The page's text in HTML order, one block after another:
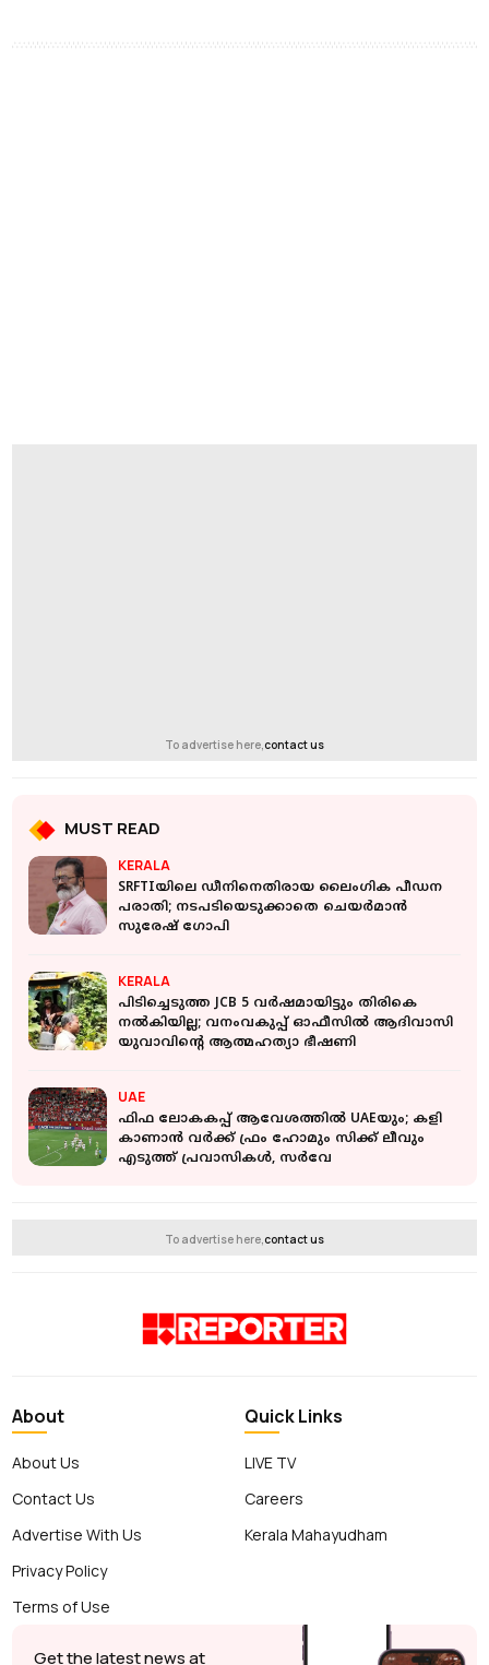
To advertise here,contact us
MUST READ
KERALA
SRFTIയിലെ ഡീനിനെതിരായ ലൈംഗിക പീഡന
പരാതി; നടപടിയെടുക്കാതെ ചെയര്‍മാന്‍
സുരേഷ് ഗോപി
KERALA
പിടിച്ചെടുത്ത JCB 5 വർഷമായിട്ടും തിരികെ
നൽകിയില്ല; വനംവകുപ്പ് ഓഫീസില്‍ ആദിവാസി
യുവാവിന്റെ ആത്മഹത്യാ ഭീഷണി
UAE
ഫിഫ ലോകകപ്പ് ആവേശത്തിൽ UAEയും; കളി
കാണാൻ വർക്ക് ഫ്രം ഹോമും സിക്ക് ലീവും
എടുത്ത് പ്രവാസികൾ, സർവേ
To advertise here,contact us
About
About Us
Contact Us
Advertise With Us
Privacy Policy
Terms of Use
Quick Links
LIVE TV
Careers
Kerala Mahayudham
Get the latest news at